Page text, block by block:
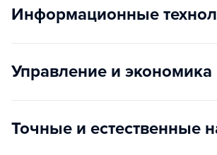
Информационные
Управление и экономика
Точные и естественные